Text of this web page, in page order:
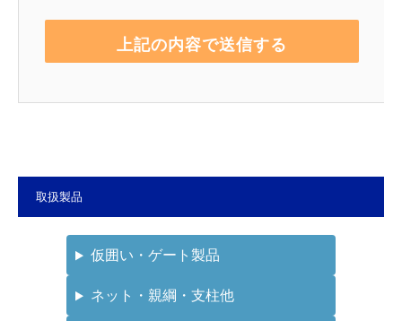
取扱製品
仮囲い・ゲート製品
ネット・親綱・支柱他